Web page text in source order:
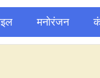
मनोरंजन